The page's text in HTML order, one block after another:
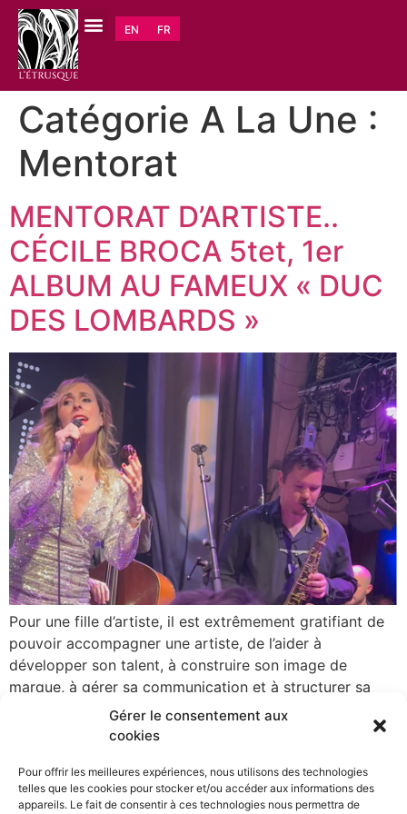
Gérer le consentement aux
cookies
Pour offrir les meilleures expériences, nous utilisons des technologies
telles que les cookies pour stocker et/ou accéder aux informations des
appareils. Le fait de consentir à ces technologies nous permettra de
EN FR
Catégorie A La Une :
Mentorat
MENTORAT D’ARTISTE..
CÉCILE BROCA 5tet, 1er
ALBUM AU FAMEUX « DUC
DES LOMBARDS »
Pour une fille d’artiste, il est extrêmement gratifiant de
pouvoir accompagner une artiste, de l’aider à
développer son talent, à construire son image de
marque, à gérer sa communication et à structurer sa
carrière. A travers le Mentorat DareWomen,
L’ÉTRUSQUE aide les femmes artistes à gérer leur